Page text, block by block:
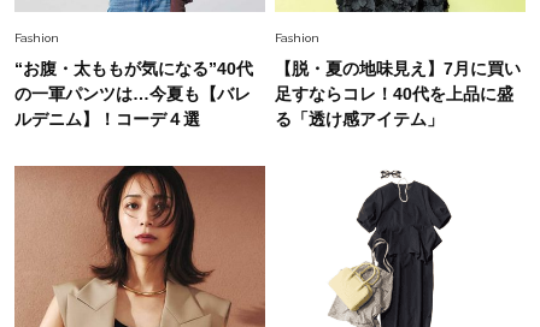
Fashion 2026.6.26
初夏はこれさえあれば！40代は【淡色ワンピ】
で即涼しげ＆上品見え〈3選〉
Fashion
今、40代の「メガネ＆サングラス」のトレンド
に更新あり！“黒ぶち以外”が新定番に
Fashion 2026.8.5
Fashion
“お腹・太ももが気になる”40代
の一軍パンツは…今夏も【バレ
ルデニム】！コーデ４選
Fashion
【脱・夏の地味見え】7月に買い
足すならコレ！40代を上品に盛
る「透け感アイテム」